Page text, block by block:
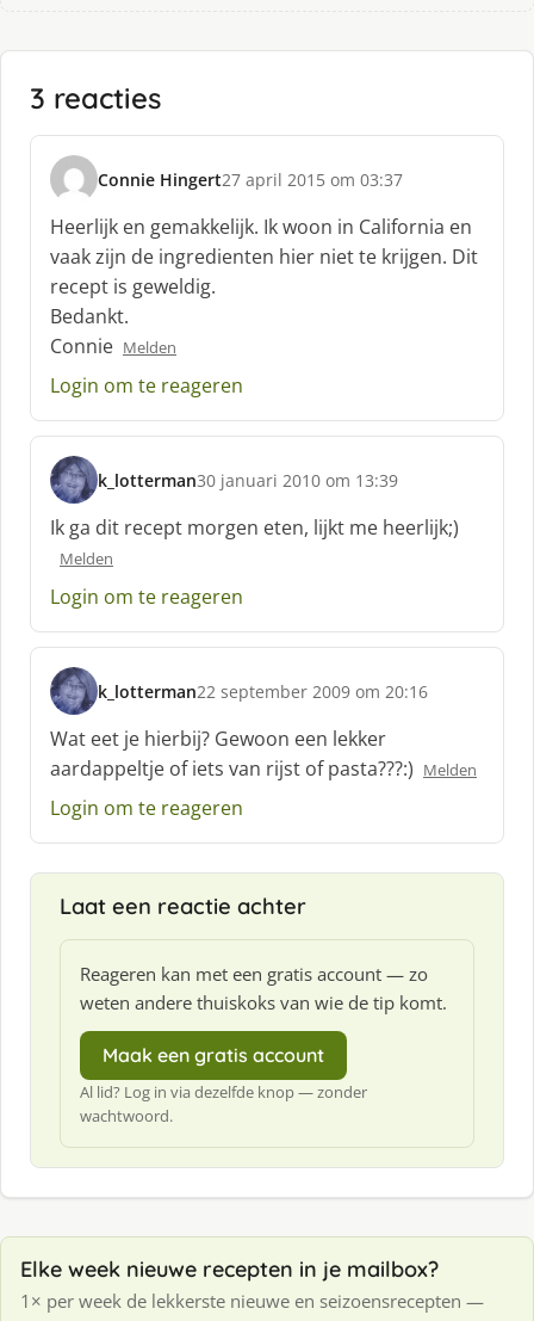
3 reacties
Connie Hingert
s
c
h
r
e
e
f
27 april 2015 om 03:37
Heerlijk en gemakkelijk. Ik woon in California en
vaak zijn de ingredienten hier niet te krijgen. Dit
recept is geweldig.
Bedankt.
Connie Melden
Login om te reageren
k_lotterman
s
c
h
e
f
30 januari 2010 om 13:39
Ik ga dit recept morgen eten, lijkt me heerlijk;)
Melden
Login om te reageren
k_lotterman
s
c
h
r
e
:
22 september 2009 om 20:16
Wat eet je hierbij? Gewoon een lekker
aardappeltje of iets van rijst of pasta???:) Melden
Login om te reageren
Laat een reactie achter
Reageren kan met een gratis account — zo
weten andere thuiskoks van wie de tip komt.
Maak een gratis account
Al lid? Log in via dezelfde knop — zonder
wachtwoord.
Elke week nieuwe recepten in je mailbox?
1× per week de lekkerste nieuwe en seizoensrecepten —